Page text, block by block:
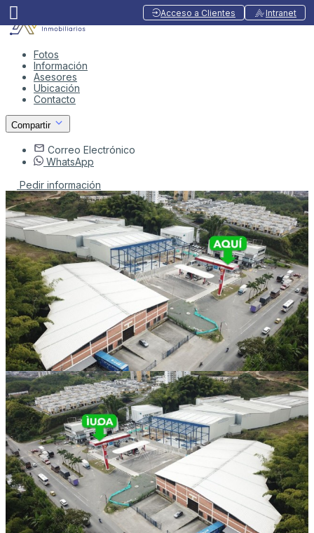
Acceso a Clientes Intranet
Fotos
Información
Asesores
Ubicación
Contacto
Compartir
Correo Electrónico
WhatsApp
Pedir información